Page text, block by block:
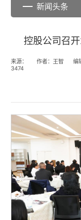
新闻头条
控股公司召
来源： 作者：王智 编
3474